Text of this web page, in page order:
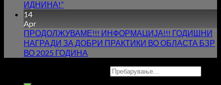
ИДНИНА!”
14
Apr
ПРОДОЛЖУВАМЕ!!! ИНФОРМАЦИЈА!!! ГОДИШНИ
НАГРАДИ ЗА ДОБРИ ПРАКТИКИ ВО ОБЛАСТА БЗР
ВО 2025 ГОДИНА